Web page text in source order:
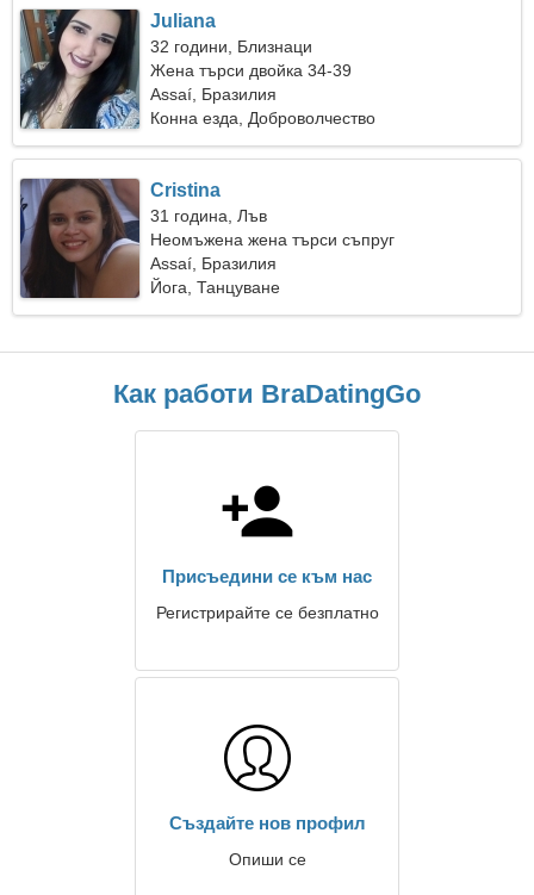
Juliana
32 години, Близнаци
Жена търси двойка 34-39
Assaí, Бразилия
Конна езда, Доброволчество
Cristina
31 година, Лъв
Неомъжена жена търси съпруг
Assaí, Бразилия
Йога, Танцуване
Как работи BraDatingGo
Присъедини се към нас
Регистрирайте се безплатно
Създайте нов профил
Опиши се